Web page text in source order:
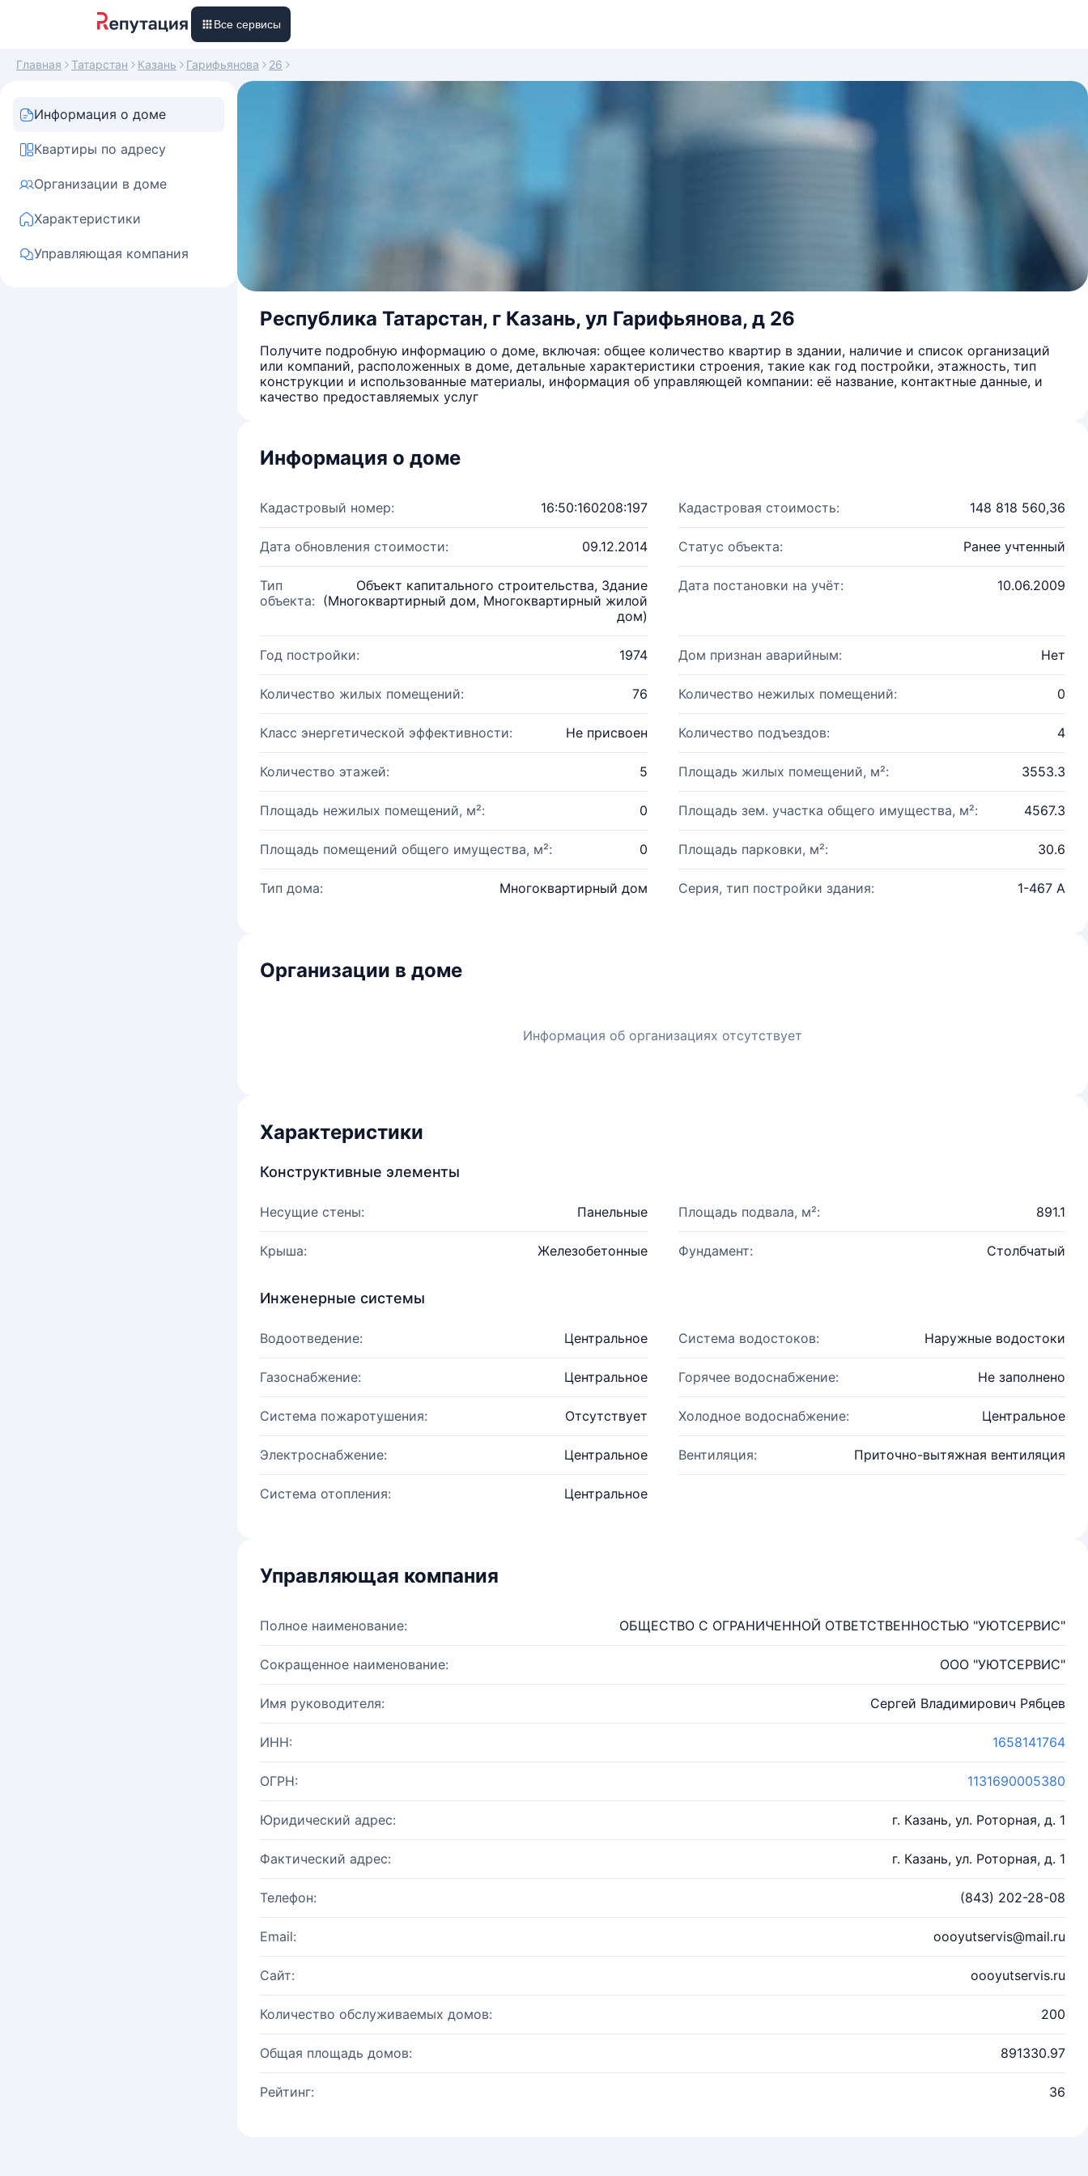
Все сервисы
Главная Татарстан Казань Гарифьянова 26
Информация о доме
Квартиры по адресу
Организации в доме
Характеристики
Управляющая компания
Республика Татарстан, г Казань, ул Гарифьянова, д 26
Получите подробную информацию о доме, включая: общее количество квартир в здании, наличие и список организаций
или компаний, расположенных в доме, детальные характеристики строения, такие как год постройки, этажность, тип
конструкции и использованные материалы, информация об управляющей компании: её название, контактные данные, и
качество предоставляемых услуг
Информация о доме
Кадастровый номер: 16:50:160208:197 Кадастровая стоимость: 148 818 560,36
Дата обновления стоимости: 09.12.2014 Статус объекта: Ранее учтенный
Тип
объекта:
Объект капитального строительства, Здание
(Многоквартирный дом, Многоквартирный жилой
дом)
Дата постановки на учёт: 10.06.2009
Год постройки: 1974 Дом признан аварийным: Нет
Количество жилых помещений: 76 Количество нежилых помещений: 0
Класс энергетической эффективности: Не присвоен Количество подъездов: 4
Количество этажей: 5 Площадь жилых помещений, м²: 3553.3
Площадь нежилых помещений, м²: 0 Площадь зем. участка общего имущества, м²: 4567.3
Площадь помещений общего имущества, м²: 0 Площадь парковки, м²: 30.6
Тип дома: Многоквартирный дом Серия, тип постройки здания: 1-467 А
Организации в доме
Информация об организациях отсутствует
Характеристики
Конструктивные элементы
Несущие стены: Панельные Площадь подвала, м²: 891.1
Крыша: Железобетонные Фундамент: Столбчатый
Инженерные системы
Водоотведение: Центральное Система водостоков: Наружные водостоки
Газоснабжение: Центральное Горячее водоснабжение: Не заполнено
Система пожаротушения: Отсутствует Холодное водоснабжение: Центральное
Электроснабжение: Центральное Вентиляция: Приточно-вытяжная вентиляция
Система отопления: Центральное
Управляющая компания
Полное наименование: ОБЩЕСТВО С ОГРАНИЧЕННОЙ ОТВЕТСТВЕННОСТЬЮ "УЮТСЕРВИС"
Сокращенное наименование: ООО "УЮТСЕРВИС"
Имя руководителя: Сергей Владимирович Рябцев
ИНН: 1658141764
ОГРН: 1131690005380
Юридический адрес: г. Казань, ул. Роторная, д. 1
Фактический адрес: г. Казань, ул. Роторная, д. 1
Телефон: (843) 202-28-08
Email: oooyutservis@mail.ru
Сайт: oooyutservis.ru
Количество обслуживаемых домов: 200
Общая площадь домов: 891330.97
Рейтинг: 36